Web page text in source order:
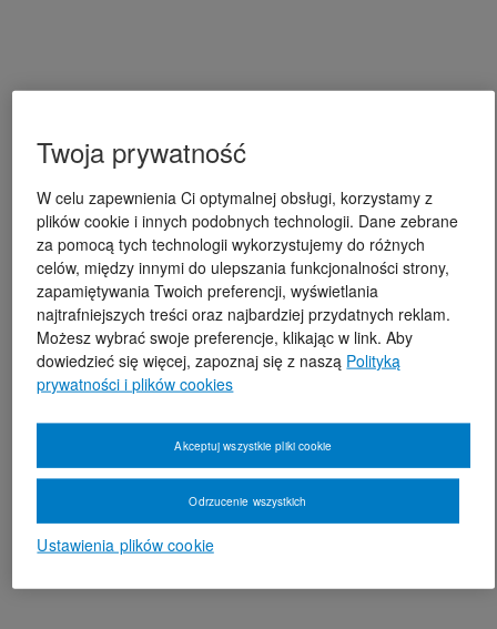
Twoja prywatność
W celu zapewnienia Ci optymalnej obsługi, korzystamy z
plików cookie i innych podobnych technologii. Dane zebrane
za pomocą tych technologii wykorzystujemy do różnych
celów, między innymi do ulepszania funkcjonalności strony,
zapamiętywania Twoich preferencji, wyświetlania
najtrafniejszych treści oraz najbardziej przydatnych reklam.
Możesz wybrać swoje preferencje, klikając w link. Aby
dowiedzieć się więcej, zapoznaj się z naszą Polityką
prywatności i plików cookies
Ustawienia plików cookie
Odrzucenie wszystkich
Akceptuj wszystkie pliki cookie